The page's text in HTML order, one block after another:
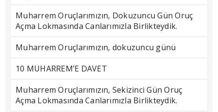
Muharrem Oruçlarımızın, Dokuzuncu Gün Oruç
Açma Lokmasında Canlarımızla Birlikteydik.
Muharrem Oruçlarımızın, dokuzuncu günü
10 MUHARREM’E DAVET
Muharrem Oruçlarımızın, Sekizinci Gün Oruç
Açma Lokmasında Canlarımızla Birlikteydik.